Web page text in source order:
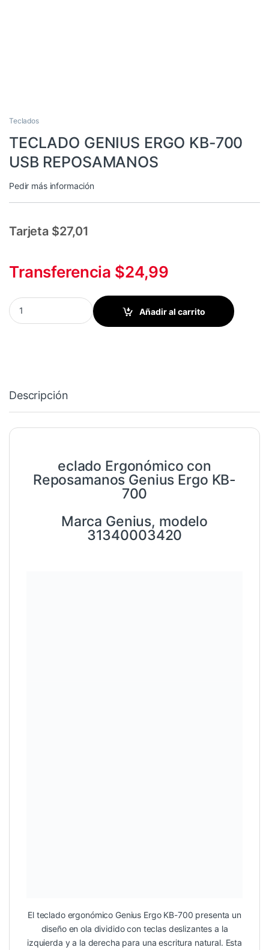
Teclados
TECLADO GENIUS ERGO KB-700
USB REPOSAMANOS
Pedir más información
Tarjeta $27,01
Transferencia $24,99
TECLADO GENIUS ERGO KB-700 USB REPOSAMANOS quantity
Añadir al carrito
Descripción
eclado Ergonómico con
Reposamanos Genius Ergo KB-
700
Marca Genius, modelo
31340003420
El teclado ergonómico Genius Ergo KB-700 presenta un
diseño en ola dividido con teclas deslizantes a la
izquierda y a la derecha para una escritura natural. Esta